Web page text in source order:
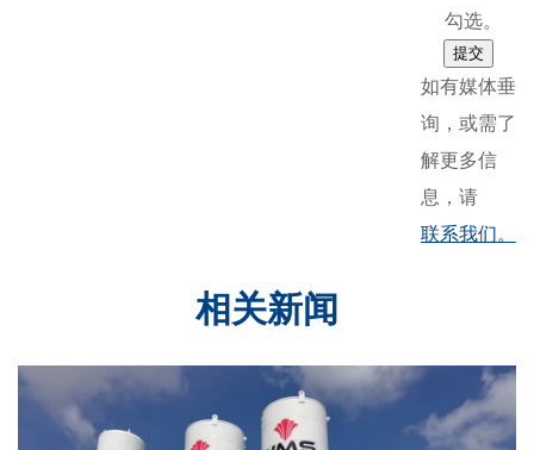
勾选。
提交
如有媒体垂
询，或需了
解更多信
息，请
联系我们。
相关新闻